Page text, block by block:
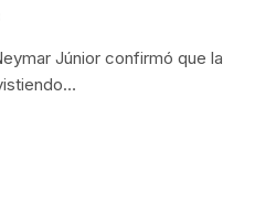
Júnior confirmó que la